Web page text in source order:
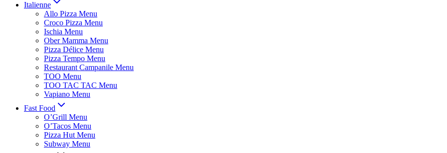
Italienne
Allo Pizza Menu
Croco Pizza Menu
Ischia Menu
Ober Mamma Menu
Pizza Délice Menu
Pizza Tempo Menu
Restaurant Campanile Menu
TOO Menu
TOO TAC TAC Menu
Vapiano Menu
Fast Food
O’Grill Menu
O’Tacos Menu
Pizza Hut Menu
Subway Menu